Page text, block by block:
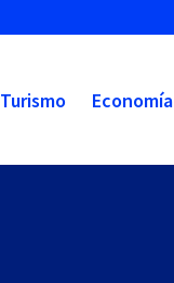
Turismo Economía